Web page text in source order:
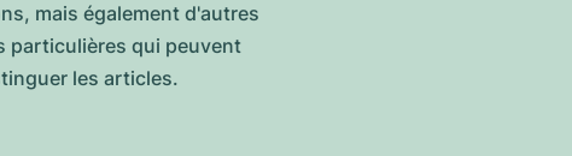
mais également d'autres
particulières qui peuvent
les articles.